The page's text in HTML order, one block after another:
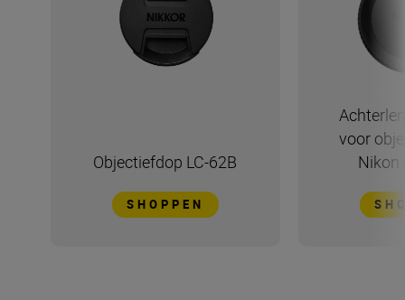
Objectiefdop LC-62B
SHOPPEN
voor
Nikon